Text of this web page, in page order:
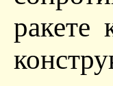
ракете